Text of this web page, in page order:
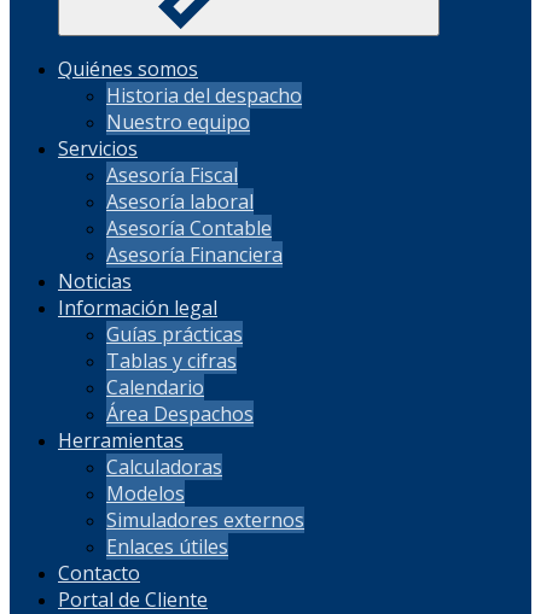
Quiénes somos
Historia del despacho
Nuestro equipo
Servicios
Asesoría Fiscal
Asesoría laboral
Asesoría Contable
Asesoría Financiera
Noticias
Información legal
Guías prácticas
Tablas y cifras
Calendario
Área Despachos
Herramientas
Calculadoras
Modelos
Simuladores externos
Enlaces útiles
Contacto
Portal de Cliente